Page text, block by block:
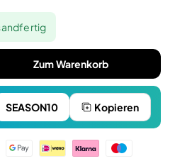
Zum Warenkorb
SEASON10 Kopieren